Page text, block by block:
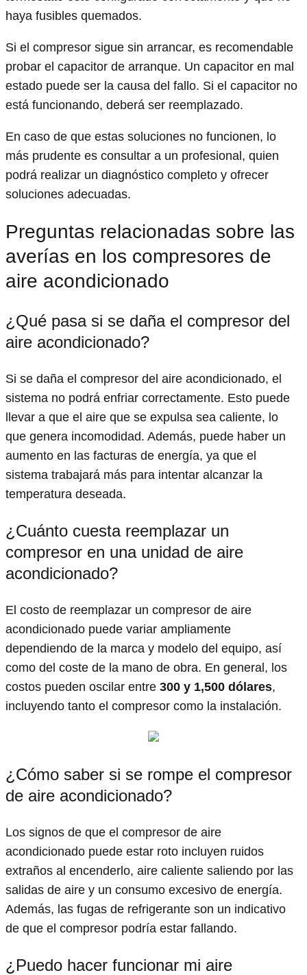
haya fusibles quemados.
Si el compresor sigue sin arrancar, es recomendable
probar el capacitor de arranque. Un capacitor en mal
estado puede ser la causa del fallo. Si el capacitor no
está funcionando, deberá ser reemplazado.
En caso de que estas soluciones no funcionen, lo
más prudente es consultar a un profesional, quien
podrá realizar un diagnóstico completo y ofrecer
soluciones adecuadas.
Preguntas relacionadas sobre las
averías en los compresores de
aire acondicionado
¿Qué pasa si se daña el compresor del
aire acondicionado?
Si se daña el compresor del aire acondicionado, el
sistema no podrá enfriar correctamente. Esto puede
llevar a que el aire que se expulsa sea caliente, lo
que genera incomodidad. Además, puede haber un
aumento en las facturas de energía, ya que el
sistema trabajará más para intentar alcanzar la
temperatura deseada.
¿Cuánto cuesta reemplazar un
compresor en una unidad de aire
acondicionado?
El costo de reemplazar un compresor de aire
acondicionado puede variar ampliamente
dependiendo de la marca y modelo del equipo, así
como del coste de la mano de obra. En general, los
costos pueden oscilar entre 300 y 1,500 dólares,
incluyendo tanto el compresor como la instalación.
¿Cómo saber si se rompe el compresor
de aire acondicionado?
Los signos de que el compresor de aire
acondicionado puede estar roto incluyen ruidos
extraños al encenderlo, aire caliente saliendo por las
salidas de aire y un consumo excesivo de energía.
Además, las fugas de refrigerante son un indicativo
de que el compresor podría estar fallando.
¿Puedo hacer funcionar mi aire